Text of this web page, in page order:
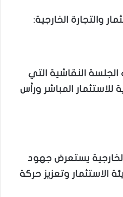
والتجارة الخارجية:
الجلسة النقاشية التي
للاستثمار المباشر ورأس
الخارجية يستعرض جهود
الاستثمار وتعزيز حركة